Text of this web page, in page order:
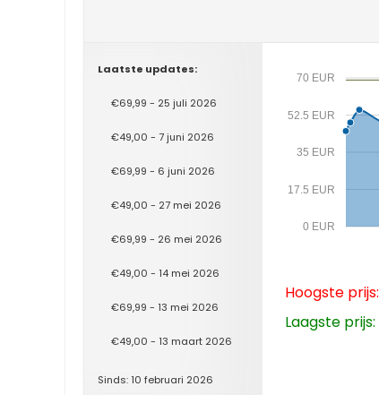
Laatste updates:
€69,99 - 25 juli 2026
€49,00 - 7 juni 2026
€69,99 - 6 juni 2026
€49,00 - 27 mei 2026
€69,99 - 26 mei 2026
€49,00 - 14 mei 2026
€69,99 - 13 mei 2026
€49,00 - 13 maart 2026
Sinds: 10 februari 2026
0 EUR
17.5 EUR
35 EUR
52.5 EUR
70 EUR
Hoogste prijs:
Laagste prijs: